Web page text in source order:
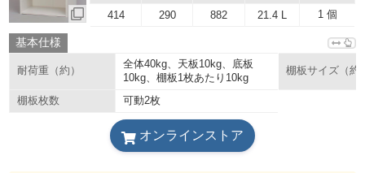
414 290 882 21.4 L 1 個
基本仕様
耐荷重（約）
全体40kg、天板10kg、底板
10kg、棚板1枚あたり10kg
棚板サイズ（約
棚板枚数 可動2枚
オンラインストア